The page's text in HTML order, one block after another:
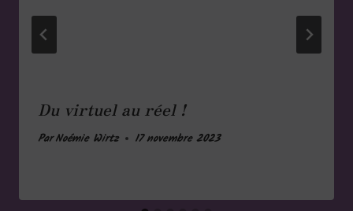
Du virtuel au réel !
ParNoémie Wirtz 17 novembre 2023